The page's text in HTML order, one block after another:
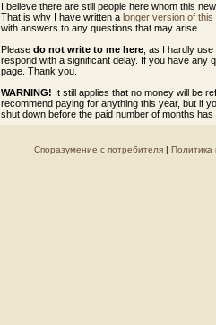
I believe there are still people here whom this
That is why I have written a longer version of this
with answers to any questions that may arise.
Please do not write to me here , as I hardly
respond with a significant delay. If you have any
page. Thank you.
WARNING! It still applies that no money will be
recommend paying for anything this year, but if
shut down before the paid number of months has
Споразумение с потребителя| Политика